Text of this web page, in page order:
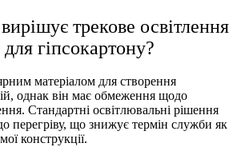
трекове освітлення
гіпсокартону?
матеріалом для створення
однак він має обмеження щодо
Стандартні освітлювальні рішення
перегріву, що знижує термін служби як
конструкції.